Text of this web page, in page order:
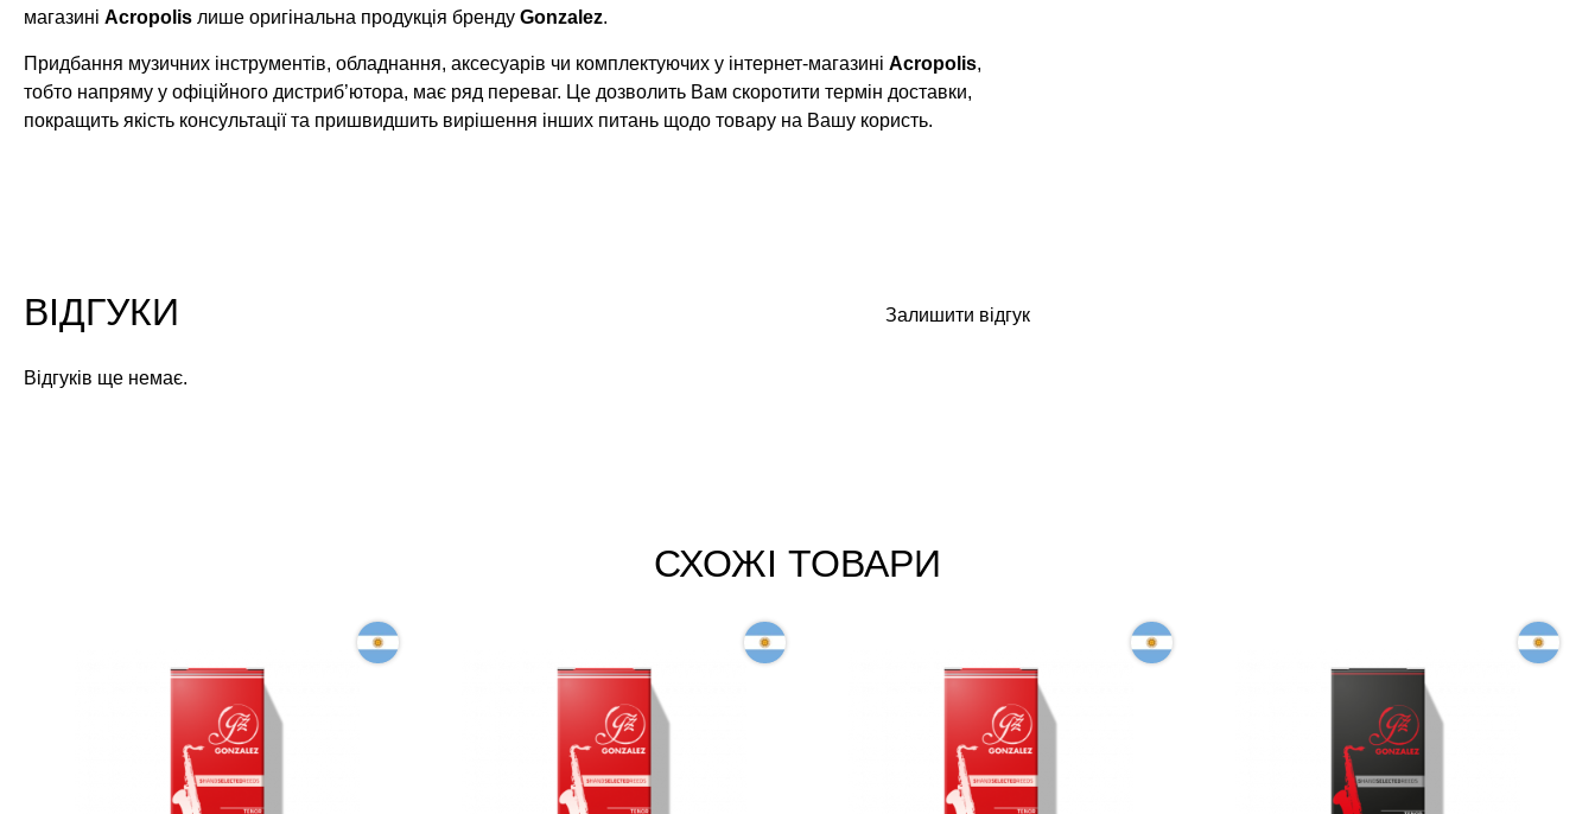
магазині Acropolis лише оригінальна продукція бренду Gonzalez.
Придбання музичних інструментів, обладнання, аксесуарів чи комплектуючих у інтернет-магазині Acropolis,
тобто напряму у офіційного дистриб’ютора, має ряд переваг. Це дозволить Вам скоротити термін доставки,
покращить якість консультації та пришвидшить вирішення інших питань щодо товару на Вашу користь.
Залишити відгук
ВІДГУКИ
Відгуків ще немає.
СХОЖІ ТОВАРИ